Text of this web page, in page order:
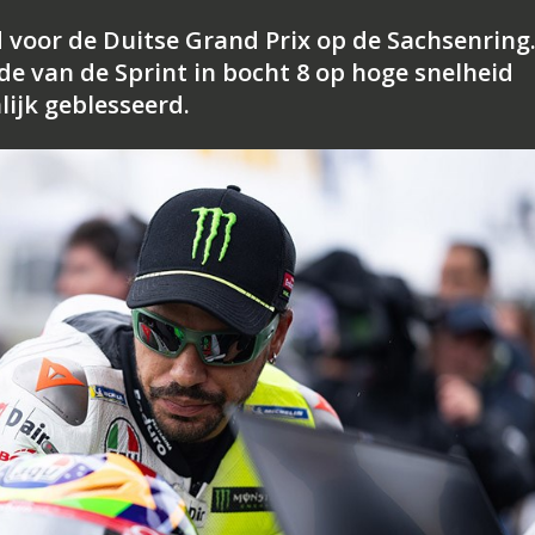
de Duitse Grand Prix op de
van de Sprint in bocht 8 op hoge snelheid
geblesseerd.